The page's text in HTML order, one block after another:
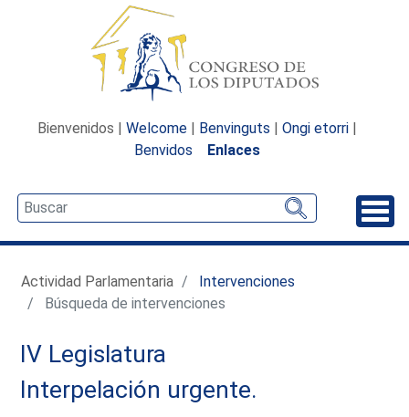
Bienvenidos | Welcome | Benvinguts | Ongi etorri |
Benvidos
Enlaces
Actividad Parlamentaria
Intervenciones
Búsqueda de intervenciones
IV Legislatura
Interpelación urgente.